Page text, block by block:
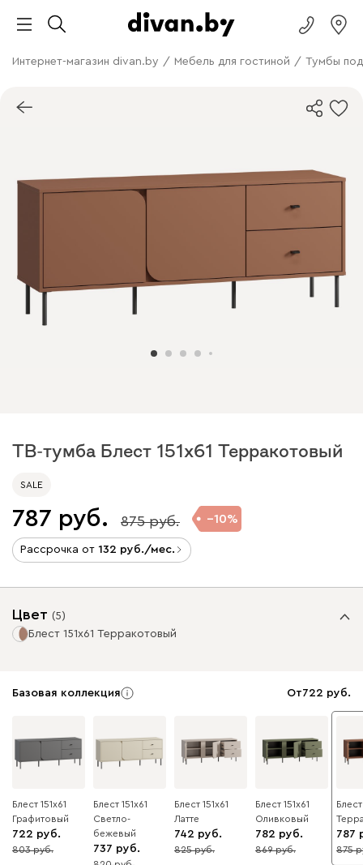
Интернет-магазин divan.by / Мебель для гостиной / Тумбы
ТВ-тумба Блест 151x61 Терракотовый
SALE
787 875 10
Рассрочка от 132 /мес.
Цвет (5)
Блест 151x61 Терракотовый
Базовая коллекция От722
Блест 151x61
Графитовый
722
10
803
Блест 151x61
Светло-
бежевый
737
Блест 151x61
Латте
742
10
825
Блест 151x61
Оливковый
782
10
869
Блест
787
10
875